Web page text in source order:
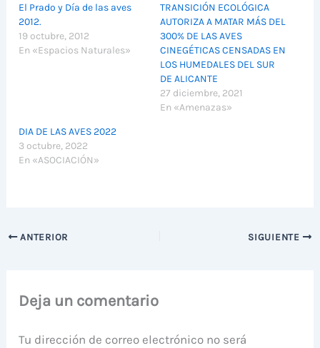
El Prado y Día de las aves
2012.
19 octubre, 2012
En «Espacios Naturales»
TRANSICIÓN ECOLÓGICA
AUTORIZA A MATAR MÁS DEL
300% DE LAS AVES
CINEGÉTICAS CENSADAS EN
LOS HUMEDALES DEL SUR
DE ALICANTE
27 diciembre, 2021
En «Amenazas»
DIA DE LAS AVES 2022
3 octubre, 2022
En «ASOCIACIÓN»
ANTERIOR SIGUIENTE
Deja un comentario
Tu dirección de correo electrónico no será